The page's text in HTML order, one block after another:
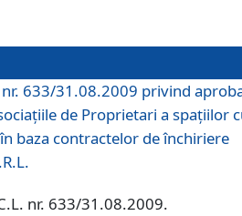
nr. 633/31.08.2009 privind
de Proprietari a spațiilor
baza contractelor de închiriere
nr. 633/31.08.2009.